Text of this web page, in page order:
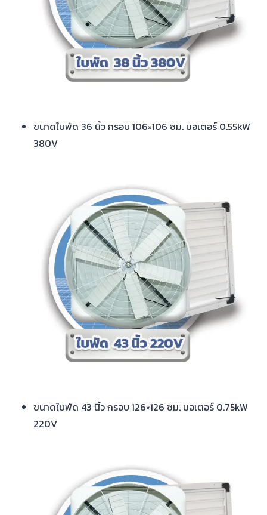
ขนาดใบพัด 36 นิ้ว กรอบ 106×106 ซม. มอเตอร์ 0.55kW
380V
ขนาดใบพัด 43 นิ้ว กรอบ 126×126 ซม. มอเตอร์ 0.75kW
220V